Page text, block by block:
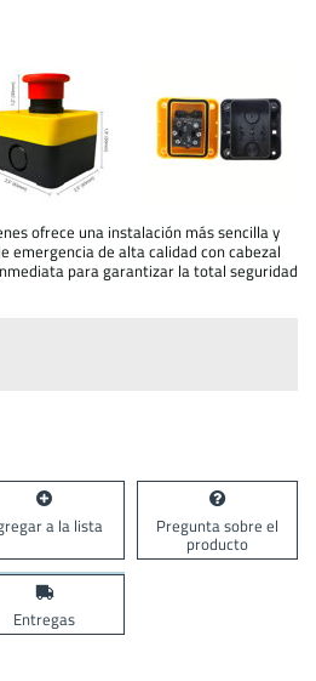
ofrece una instalación más sencilla y
emergencia de alta calidad con cabezal
para garantizar la total seguridad
a la lista Pregunta sobre el
producto
Entregas